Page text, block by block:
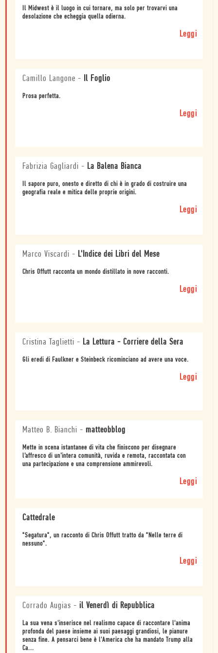
Il Midwest è il luogo in cui tornare, ma solo per trovarvi una
desolazione che echeggia quella odierna.
Leggi
Camillo Langone - Il Foglio
Prosa perfetta.
Leggi
Fabrizia Gagliardi - La Balena Bianca
Il sapore puro, onesto e diretto di chi è in grado di costruire una
geografia reale e mitica delle proprie origini.
Leggi
Marco Viscardi - L'Indice dei Libri del Mese
Chris Offutt racconta un mondo distillato in nove racconti.
Leggi
Cristina Taglietti - La Lettura - Corriere della Sera
Gli eredi di Faulkner e Steinbeck ricominciano ad avere una voce.
Leggi
Matteo B. Bianchi - matteobblog
Mette in scena istantanee di vita che finiscono per disegnare
l’affresco di un’intera comunità, ruvida e remota, raccontata con
una partecipazione e una comprensione ammirevoli.
Leggi
Cattedrale
"Segatura", un racconto di Chris Offutt tratto da "Nelle terre di
nessuno".
Leggi
Corrado Augias - il Venerdì di Repubblica
La sua vena s'inserisce nel realismo capace di raccontare l'anima
profonda del paese insieme ai suoi paesaggi grandiosi, le pianure
senza fine. A pensarci bene è l'America che ha mandato Trump alla
Ca...